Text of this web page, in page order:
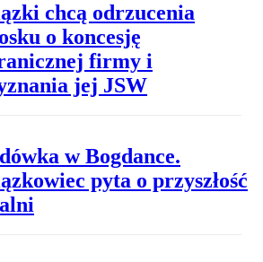
chcą odrzucenia
o koncesję
firmy i
jej JSW
w Bogdance.
pyta o przyszłość